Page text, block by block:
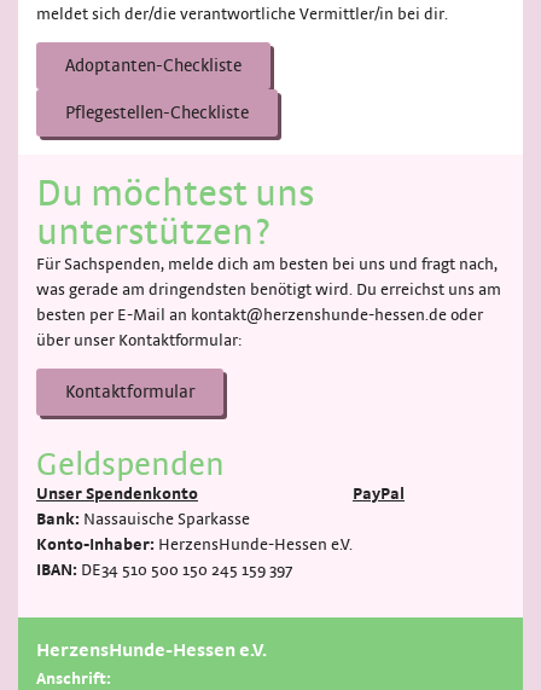
meldet sich der/die verantwortliche Vermittler/in bei dir.
Adoptanten-Checkliste
Pflegestellen-Checkliste
Du möchtest uns
unterstützen?
Für Sachspenden, melde dich am besten bei uns und fragt nach,
was gerade am dringendsten benötigt wird. Du erreichst uns am
besten per E-Mail an kontakt@herzenshunde-hessen.de oder
über unser Kontaktformular:
Kontaktformular
Geldspenden
Unser Spendenkonto
Bank: Nassauische Sparkasse
Konto-Inhaber: HerzensHunde-Hessen e.V.
IBAN: DE34 510 500 150 245 159 397
PayPal
HerzensHunde-Hessen e.V.
Anschrift: